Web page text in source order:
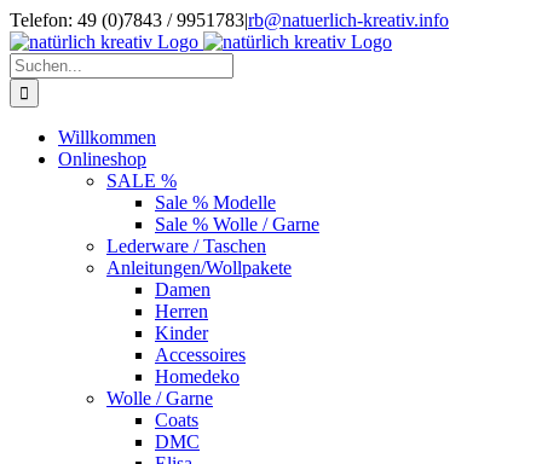
Zum
Inhalt
springen
Telefon: 49 (0)7843 / 9951783|rb@natuerlich-kreativ.info
Suche
nach:
Willkommen
Onlineshop
SALE %
Sale % Modelle
Sale % Wolle / Garne
Lederware / Taschen
Anleitungen/Wollpakete
Damen
Herren
Kinder
Accessoires
Homedeko
Wolle / Garne
Coats
DMC